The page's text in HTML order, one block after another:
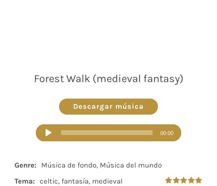
Forest Walk (medieval fantasy)
Descargar música
Reproductor
de
00:00
Genre:
Música de fondo, Música del mundo
Tema:
celtic, fantasía, medieval